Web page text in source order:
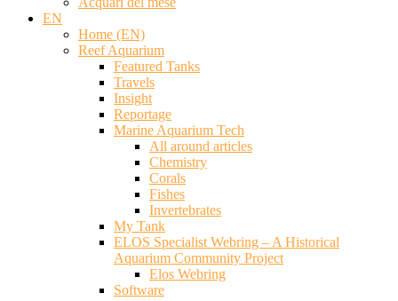
EN
Home (EN)
Reef Aquarium
Featured Tanks
Travels
Insight
Reportage
Marine Aquarium Tech
All around articles
Chemistry
Corals
Fishes
Invertebrates
My Tank
ELOS Specialist Webring – A Historical
Aquarium Community Project
Elos Webring
Software